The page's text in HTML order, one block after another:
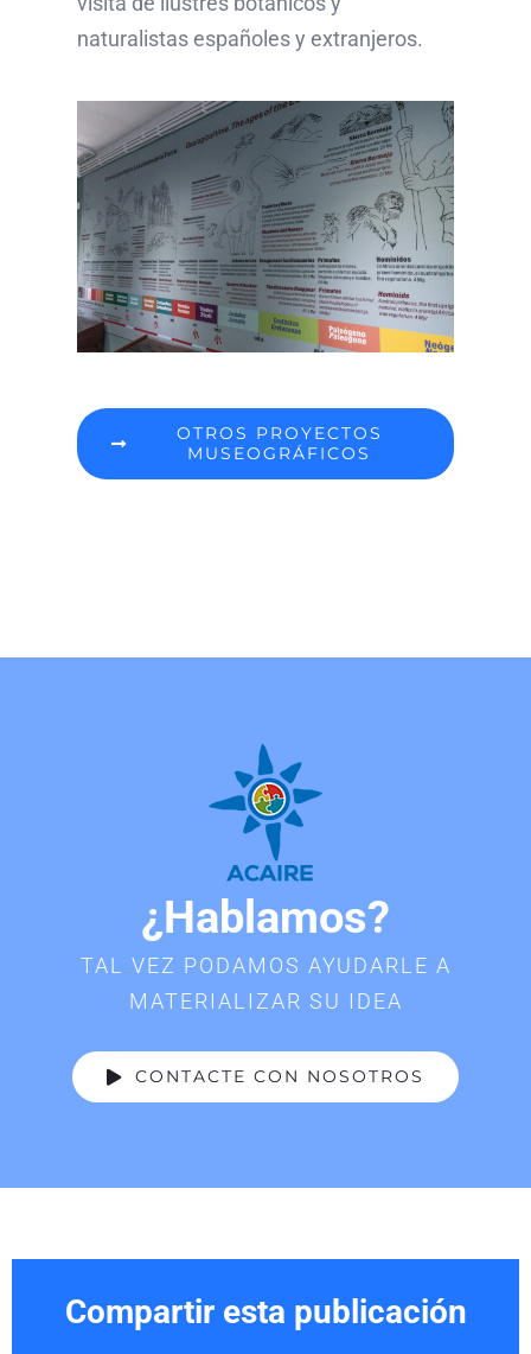
naturalistas españoles y extranjeros.
OTROS PROYECTOS
MUSEOGRÁFICOS
¿Hablamos?
TAL VEZ PODAMOS AYUDARLE A
MATERIALIZAR SU IDEA
CONTACTE CON NOSOTROS
Compartir esta publicación